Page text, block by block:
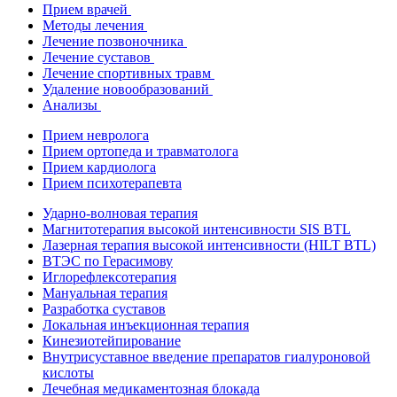
Прием врачей
Методы лечения
Лечение позвоночника
Лечение суставов
Лечение спортивных травм
Удаление новообразований
Анализы
Прием невролога
Прием ортопеда и травматолога
Прием кардиолога
Прием психотерапевта
Ударно-волновая терапия
Магнитотерапия высокой интенсивности SIS BTL
Лазерная терапия высокой интенсивности (HILT BTL)
ВТЭС по Герасимову
Иглорефлексотерапия
Мануальная терапия
Разработка суставов
Локальная инъекционная терапия
Кинезиотейпирование
Внутрисуставное введение препаратов гиалуроновой
кислоты
Лечебная медикаментозная блокада